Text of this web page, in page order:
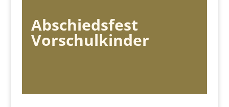
Abschiedsfest
Vorschulkinder